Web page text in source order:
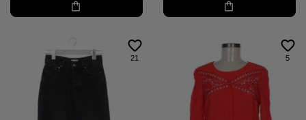
21 5